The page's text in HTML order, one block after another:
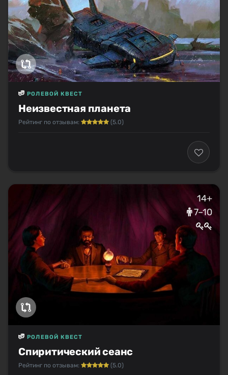
Неизвестная планета
РОЛЕВОЙ КВЕСТ
Рейтинг по отзывам: (5.0)
14+
7–10
Спиритический сеанс
РОЛЕВОЙ КВЕСТ
Рейтинг по отзывам: (5.0)